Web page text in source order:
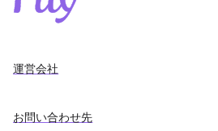
運営会社
お問い合わせ先